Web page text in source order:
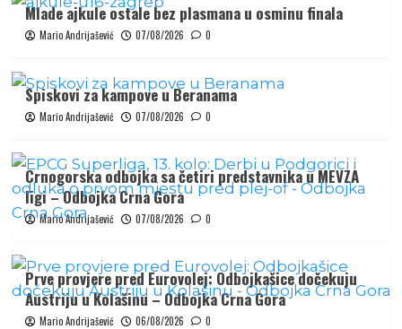
Mlade ajkule ostale bez plasmana u osminu finala
Mario Andrijašević 07/08/2026 0
Spiskovi za kampove u Beranama
Mario Andrijašević 07/08/2026 0
Crnogorska odbojka sa četiri predstavnika u MEVZA
ligi – Odbojka Crna Gora
Mario Andrijašević 07/08/2026 0
Prve provjere pred Eurovolej: Odbojkašice dočekuju
Austriju u Kolašinu – Odbojka Crna Gora
Mario Andrijašević 06/08/2026 0